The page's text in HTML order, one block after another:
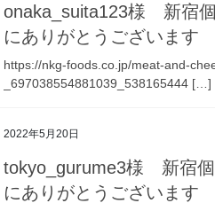
onaka_suita123様 新宿
にありがとうございます
https://nkg-foods.co.jp/meat-and-
_697038554881039_538165444 […]
2022年5月20日
tokyo_gurume3様 新宿
にありがとうございます